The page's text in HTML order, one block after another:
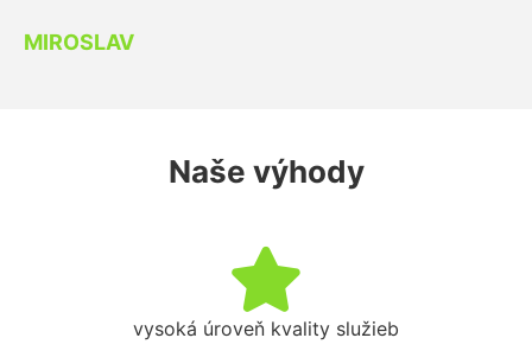
MIROSLAV
Naše výhody
vysoká úroveň kvality služieb